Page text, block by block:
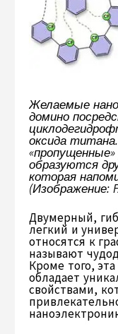
Желаемые
домино
оксида
образуются
которая
(Изображение:
Двумерный,
легкий и
относятся к
называют
Кроме того,
обладает
свойствами,